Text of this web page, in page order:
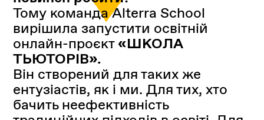
Тому команда Alterra School
вирішила запустити освітній
онлайн-проєкт «ШКОЛА
ТЬЮТОРIВ»‎.
Він створений для таких же
ентузіастів, як і ми. Для тих, хто
бачить неефективність